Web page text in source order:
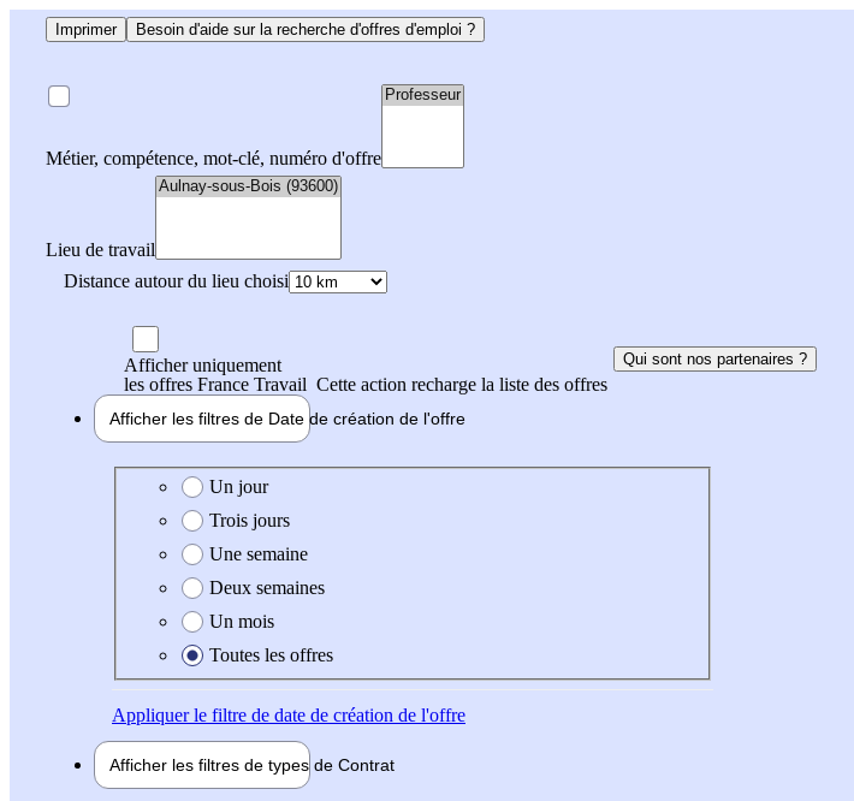
Imprimer Besoin d'aide sur la recherche d'offres d'emploi ?
Métier, compétence, mot-clé, numéro d'offre
Lieu de travail
Distance autour du lieu choisi
Afficher uniquement
les offres France Travail Cette action recharge la liste des offres
Qui sont nos partenaires ?
Afficher les filtres de Date de création de l'offre
Date de création de l'offre
Un jour
Trois jours
Une semaine
Deux semaines
Un mois
Toutes les offres
Appliquerle filtre de date de création de l'offre
Afficher les filtres de types de Contrat